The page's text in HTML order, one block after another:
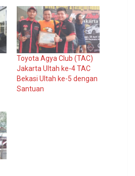
Toyota Agya Club (TAC)
Jakarta Ultah ke-4 TAC
Bekasi Ultah ke-5 dengan
Santuan